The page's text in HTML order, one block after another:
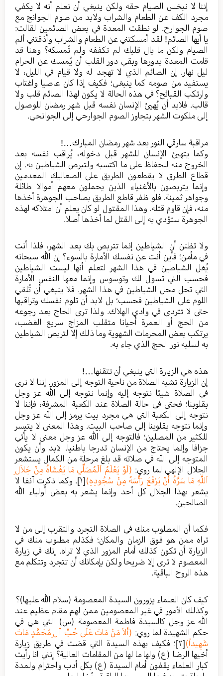
إننا لا نبخس الصيام حقه ولكن ينبغي أن نعلم أنه لا يكفي
مجرد الكف عن الطعام والشراب ولابد من صوم الجوانج مع
صوم الجوارح. لو نطقت المعدة في بعض الصائمين لقالت:
يا أيها الصائم! لقد أمسكتني عن الطعام والشراب وأذقتني ألم
الصيام ولكن ما بال قلبك لم تكففه ولم تُمسكه؟ وهنا قد
قامت المعدة بدورها وبقي دور القلب أن يُمسك عن الحرام
ليل نهار. إن الصائم الذي لا تهجد له ولا قيام في الليل، لا
يستفيد من صومه كما ينبغي؛ فكيف إذا كان عاصيا واغتاب
وارتكب القبائح؟ في هذه الحالة لا يكون لهذا الصائم قلب ولا
قالب. فلابد أن يُهيئ الإنسان نفسه قبل شهر رمضان للوصول
إلى ملكوت الشهر بتجاوز الصوم الجوارحي إلى الجوانحي.
مراقبة سارقي النور بعد شهر رمضان المبارك…!
وكما يتهيئ الإنسان للشهر قبل دخوله، يُراقب نفسه بعد
الخروج منه للحفاظ على ما اكتسبه ولتبرص الشياطين به. إن
قطاع الطرق لا يقطعون الطريق على الصعاليك المعدمين
وإنما يتربصون بالأغنياء الذين يحملون معهم أموالا طائلة
وجواهر ثمينة. فلو ظفر قاطع الطريق بصاحب الجوهرة أخذها
منه، فإن قاوم قتله. وهذا المقتول لو كان يعلم أن امتلاكه لهذه
الجوهرة ستؤدي به إلى القتل لما أخذها أصلا.
ولا تظنن أن الشياطين إنما تتربص بك بعد الشهر، فلذا أنت
في مأمن؛ فأين أنت عن نفسك الأمارة بالسوء؟ إن الله سبحانه
يُغل الشياطين في هذا الشهر لتعلم أنها ليست الشياطين
فحسب التي تسول لك وتوسوس وإنما معها النفس الأمارة
التي تحل محل الشياطين في هذا الشهر. فلا ينبغي أن تُلقي
اللوم على الشياطين فحسب؛ بل لابد أن تلوم نفسك وتراقبها
حتى لا تتردى في وادي الهلاك. ولذا ترى الحاج بعد رجوعه
من الحج أو العمرة أحيانا متقلب المزاج سريع الغضب،
يرتكب بعض المحرمات الشهوية وما ذلك إلا لتربص الشياطين
به لسلبه نور الحج الذي جاء به.
هذه هي الزيارة التي ينبغي أن تتقنها…!
إن الزيارة تشبه الصلاة من ناحية التوجه إلى المزور. إننا لا نرى
في الصلاة شيئا نتوجه إليه وإنما نتوجه إلى الله عز وجل
بقلوبنا؛ فحتى في حالة الصلاة عند الكعبة المشرفة، فإننا لا
نتوجه إلى الكعبة التي هي مجرد بيت يرمز إلى الله عز وجل
وإنما نتوجه بقلوبنا إلى صاحب البيت. وهذا المعنى لا يتيسر
للكثير من المصلين؛ فالتوجه إلى الله عز وجل معنى لا يأتي
جزافا وإنما يحتاج من الإنسان تدرجا باطنيا. لابد وأن يكون
المتوجه إلى الله في صلاته قد بلغ مرحلة من الكمال يستشعر
الجلال الإلهي لما روي: (لَوْ يَعْلَمُ اَلْمُصَلِّي مَا يَغْشَاهُ مِنْ جَلاَلِ
اَللَّهِ مَا سَرَّهُ أَنْ يَرْفَعَ رَأْسَهُ مِنْ سُجُودِهِ)[١] . وكما ذكرت آنفا لا
يشعر بهذا الجلال كل أحد وإنما يشعر به بعض أولياء الله
الصالحين.
فكما أن المطلوب منك في الصلاة التجرد والتقرب إلى من لا
تراه ممن هو فوق الزمان والمكان؛ فكذلم مطلوب منك في
الزيارة أن تكون كذلك أمام المزور الذي لا تراه. إنك في زيارة
المعصوم لا ترى إلا ضريحا ولكن بإمكانك أن تتجرد وتتكلم مع
هذه الروح الباقية.
كيف كان العلماء يزورون السيدة المعصومة (سلام الله عليها)؟
وكذلك الأمور في غير المعصومين ممن لهم مقام عظيم عند
الله عز وجل كالسيدة فاطمة المعصومة (س) التي هي في
حكم الشهيدة لما روي: (أَلاَ مَنْ مَاتَ عَلَى حُبِّ آلِ مُحَمَّدٍ مَاتَ
شَهِيداً)[٢]
؛ فكيف بهذه السيدة التي قضت في طريق زيارة
أخيها الرضا (ع) ولها ما لها من المقامات العالية؟ إنني انا رأيت
كبار العلماء يقفون أمام السيدة (ع) بكل أدب واحترام ولمدة